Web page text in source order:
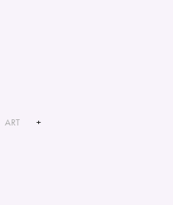
ART +